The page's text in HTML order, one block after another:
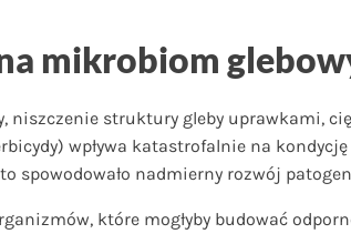
mikrobiom
niszczenie struktury gleby uprawkami,
wpływa katastrofalnie na
spowodowało nadmierny rozwój
które mogłyby budować